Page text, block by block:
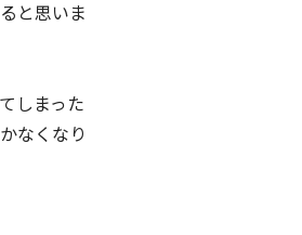
と思いま
しまった
なくなり